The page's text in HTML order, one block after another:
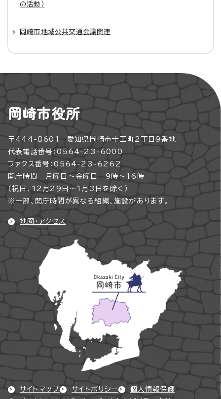
の活動）
岡崎市地域公共交通会議関連
岡崎市役所
〒444-8601 愛知県岡崎市十王町2丁目9番地
代表電話番号：0564-23-6000
ファクス番号：0564-23-6262
開庁時間 月曜日～金曜日 9時～16時
（祝日、12月29日～1月3日を除く）
※一部、開庁時間が異なる組織、施設があります。
地図・アクセス
サイトマップ サイトポリシー
個人情報保護